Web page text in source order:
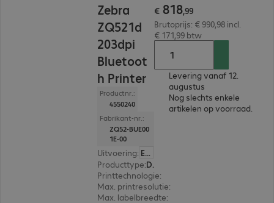
Zebra
ZQ521d
203dpi
Bluetoot
h Printer
Productnr.:
4550240
Fabrikant-nr.:
ZQ52-BUE00
1E-00
Uitvoering: Europa
Producttype:
Draagbare labelprinter
Printtechnologie:
Max. printresolutie:
Max. labelbreedte:
€ 818,99
Brutoprijs: € 990,98 incl.
€ 171,99 btw
Levering vanaf 12.
augustus
Nog slechts enkele
artikelen op voorraad.